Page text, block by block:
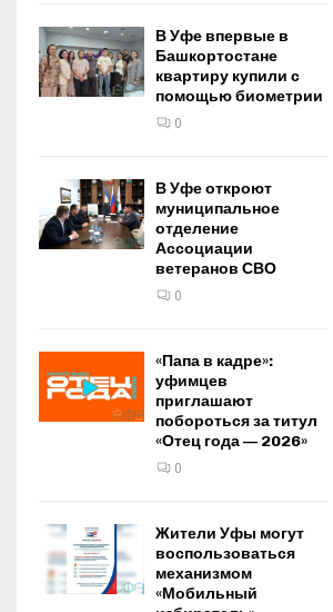
В Уфе впервые в
Башкортостане
квартиру купили с
помощью биометрии
0
В Уфе откроют
муниципальное
отделение
Ассоциации
ветеранов СВО
0
«Папа в кадре»:
уфимцев
приглашают
побороться за титул
«Отец года — 2026»
0
Жители Уфы могут
воспользоваться
механизмом
«Мобильный